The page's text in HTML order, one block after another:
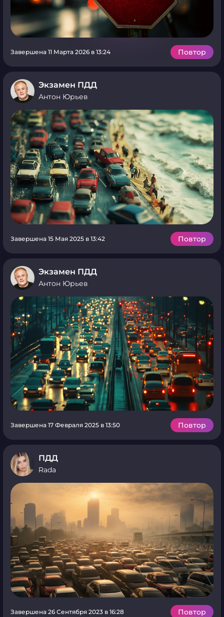
Завершена 11 Марта 2026 в 13:24 Повтор
Экзамен ПДД
Антон Юрьев
Завершена 15 Мая 2025 в 13:42 Повтор
Экзамен ПДД
Антон Юрьев
Завершена 17 Февраля 2025 в 13:50 Повтор
ПДД
Rada
Завершена 26 Сентября 2023 в 16:28 Повтор